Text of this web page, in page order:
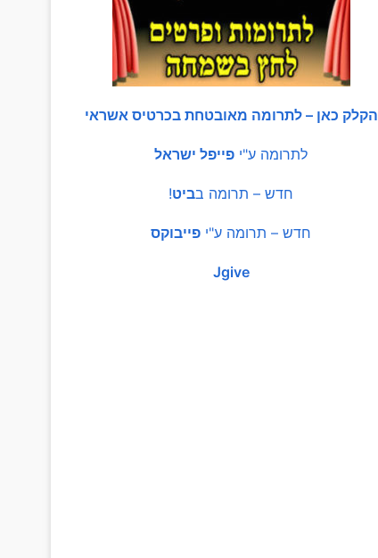
הקלק כאן – לתרומה מאובטחת בכרטיס אשראי
לתרומה ע"י פייפל ישראל
חדש – תרומה בביט!
חדש – תרומה ע"י פייבוקס
Jgive